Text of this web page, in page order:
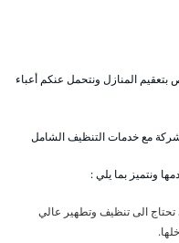
بتعقيم المنازل ونتحمل عنكم أعباء
مع خدمات التنظيف الشامل
ونتميز بما يلي :
تحتاج الى تنظيف وتطهير عالي